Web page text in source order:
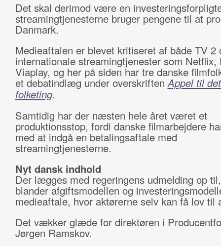
Det skal derimod være en
streamingtjenesterne bruger pengene til at
Danmark.
Medieaftalen er blevet kritiseret af både TV 2
internationale streamingtjenester som Netflix,
Viaplay, og her på siden har tre danske
et debatindlæg under overskriftenAppel til
folketing.
Samtidig har der næsten hele året været et
produktionsstop, fordi danske filmarbejdere
med at indgå en betalingsaftale med
streamingtjenesterne.
Nyt dansk indhold
Der lægges med regeringens udmelding op
blander afgiftsmodellen og
medieaftale, hvor aktørerne selv kan få lov
Det vækker glæde for direktøren i
Jørgen Ramskov.